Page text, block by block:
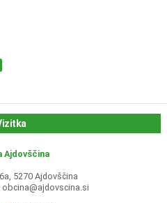
Ajdovščina
5270 Ajdovščina
obcina@ajdovscina.si